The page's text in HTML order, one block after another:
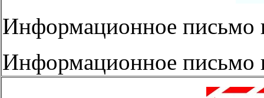
Информационное
Информационное